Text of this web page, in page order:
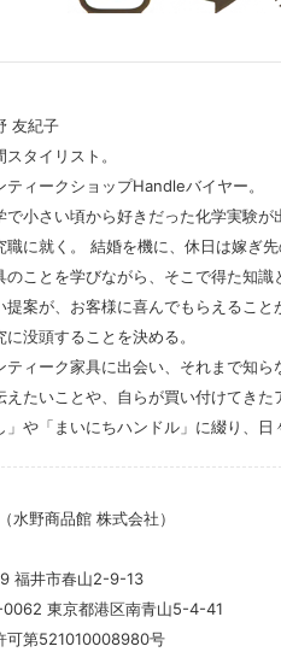
友紀子
スタイリスト。
ティークショップHandleバイヤー。
で小さい頃から好きだった化学実験
職に就く。 結婚を機に、休日は嫁ぎ
のことを学びながら、そこで得た知
提案が、お客様に喜んでもらえるこ
に没頭することを決める。
ティーク家具に出会い、それまで知
えたいことや、自らが買い付けてき
」や「まいにちハンドル」に綴り、日
（水野商品館 株式会社）
福井市春山2-9-13
0062 東京都港区南青山5-4-41
可第521010008980号